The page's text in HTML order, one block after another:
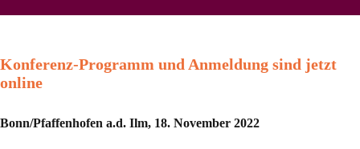
Konferenz-Programm und Anmeldung sind jetzt
online
Bonn/Pfaffenhofen a.d. Ilm, 18. November 2022